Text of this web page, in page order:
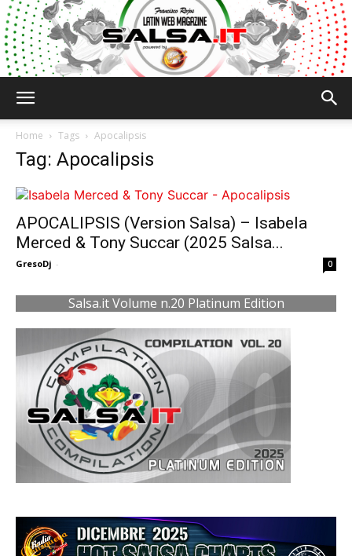
Home Tags Apocalipsis
Tag: Apocalipsis
APOCALIPSIS (Version Salsa) – Isabela
Merced & Tony Succar (2025 Salsa...
GresoDj - 0
Salsa.it Volume n.20 Platinum Edition